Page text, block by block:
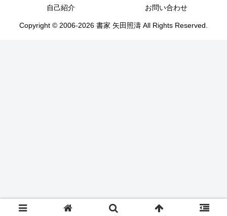
自己紹介
お問い合わせ
Copyright © 2006-2026 書家 矢田照濤 All Rights Reserved.